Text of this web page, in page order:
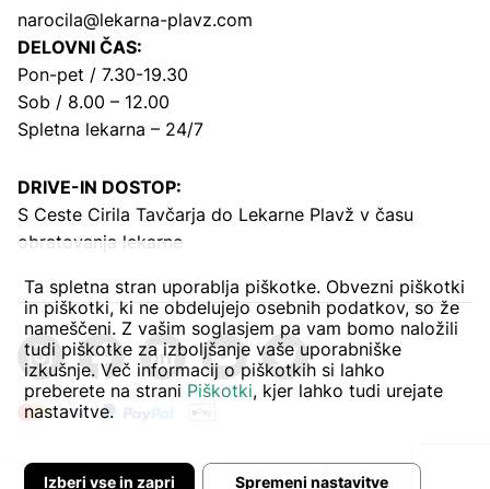
narocila@lekarna-plavz.com
DELOVNI ČAS:
Pon-pet / 7.30-19.30
Sob / 8.00 – 12.00
Spletna lekarna – 24/7
DRIVE-IN DOSTOP:
S Ceste Cirila Tavčarja do Lekarne Plavž v času
obratovanja lekarne
Ta spletna stran uporablja piškotke. Obvezni piškotki
in piškotki, ki ne obdelujejo osebnih podatkov, so že
nameščeni. Z vašim soglasjem pa vam bomo naložili
tudi piškotke za izboljšanje vaše uporabniške
izkušnje. Več informacij o piškotkih si lahko
preberete na strani Piškotki, kjer lahko tudi urejate
nastavitve.
Spremeni nastavitve
Izberi vse in zapri